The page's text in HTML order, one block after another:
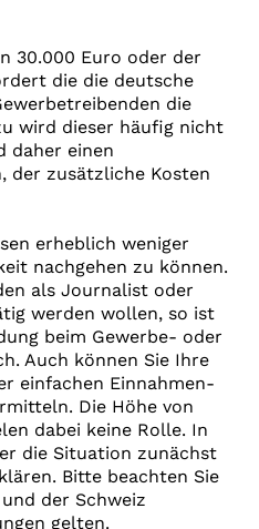
30.000 Euro oder der
die die deutsche
die
wird dieser häufig nicht
daher einen
der zusätzliche Kosten
erheblich weniger
nachgehen zu können.
als Journalist oder
werden wollen, so ist
beim Gewerbe- oder
Auch können Sie Ihre
einfachen Einnahmen-
Die Höhe von
dabei keine Rolle. In
die Situation zunächst
Bitte beachten Sie
der Schweiz
gelten.